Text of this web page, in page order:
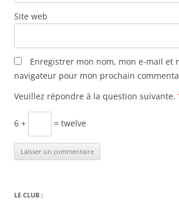
Site web
Enregistrer mon nom, mon e-mail et
navigateur pour mon prochain
Veuillez répondre à la question suivante.
6 + = twelve
LE CLUB :